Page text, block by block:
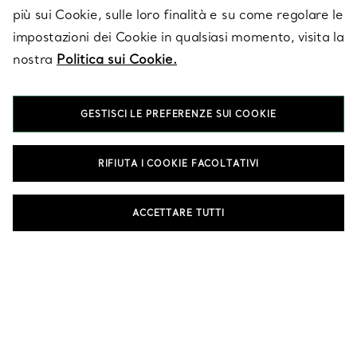
SERVICES
SU TIFFANY & CO.
LEGALE
più sui Cookie, sulle loro finalità e su come regolare le
impostazioni dei Cookie in qualsiasi momento, visita la
nostra Politica sui Cookie.
GESTISCI LE PREFERENZE SUI COOKIE
RIFIUTA I COOKIE FACOLTATIVI
ACCETTARE TUTTI